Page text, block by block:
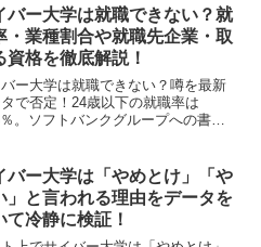
業界で通用する本当の価値を本記
しく理解しましょう。
バー大学は就職できない？就
・業種割合や就職先企業・取
資格を徹底解説！
ー大学は就職できない？噂を最新
で否定！24歳以下の就職率は
。ソフトバンクグループへの書類
。2026年春募集の締切前に、IT業
最短で進むための就職実態を本記事
しましょう！
バー大学は「やめとけ」「や
」と言われる理由をデータを
て冷静に検証！